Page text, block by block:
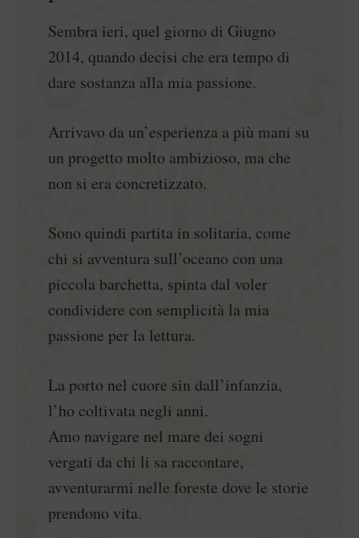
Sembra ieri, quel giorno di Giugno
2014, quando decisi che era tempo di
dare sostanza alla mia passione.
Arrivavo da un’esperienza a più mani su
un progetto molto ambizioso, ma che
non si era concretizzato.
Sono quindi partita in solitaria, come
chi si avventura sull’oceano con una
piccola barchetta, spinta dal voler
condividere con semplicità la mia
passione per la lettura.
La porto nel cuore sin dall’infanzia,
l’ho coltivata negli anni.
Amo navigare nel mare dei sogni
vergati da chi li sa raccontare,
avventurarmi nelle foreste dove le storie
prendono vita.